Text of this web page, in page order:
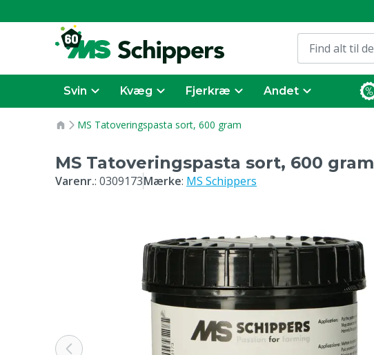
Svin Kvæg Fjerkræ Andet
MS Tatoveringspasta sort, 600 gram
MS Tatoveringspasta sort, 600 gram
Varenr.: 0309173Mærke: MS Schippers